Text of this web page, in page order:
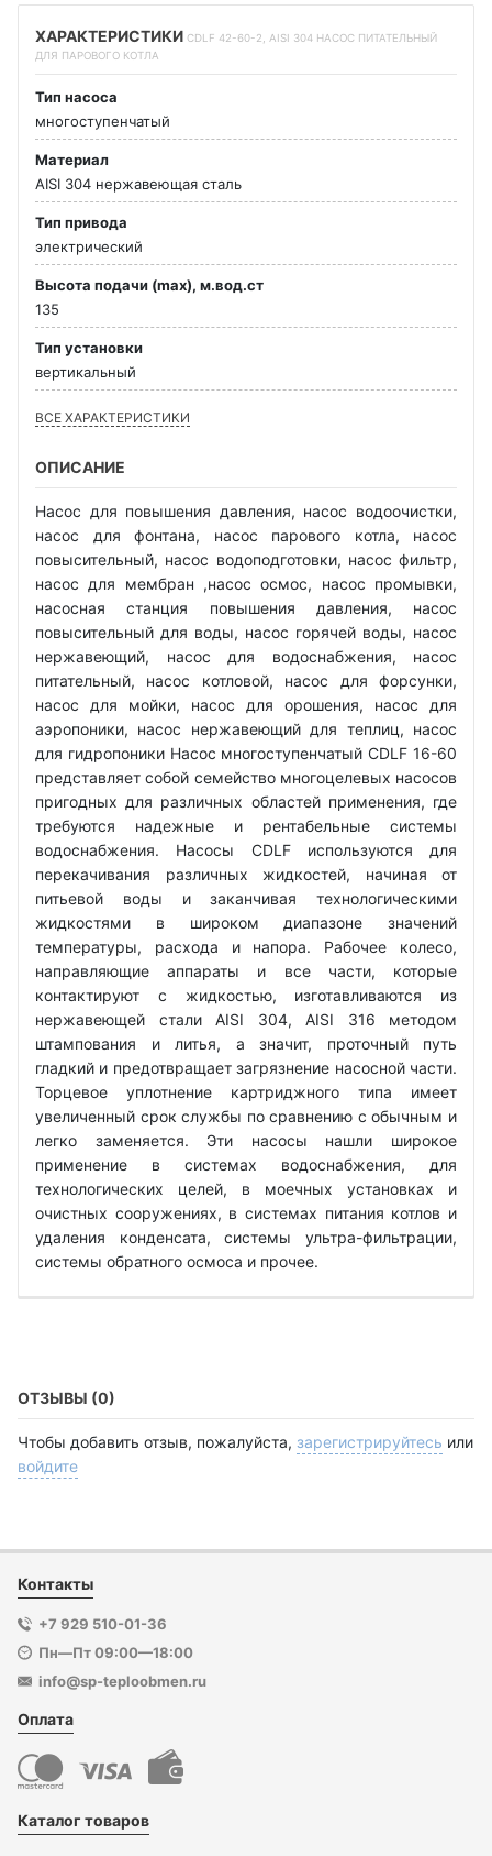
ХАРАКТЕРИСТИКИ CDLF 42-60-2, AISI 304 НАСОС ПИТАТЕЛЬНЫЙ
ДЛЯ ПАРОВОГО КОТЛА
Тип насоса
многоступенчатый
Материал
AISI 304 нержавеющая сталь
Тип привода
электрический
Высота подачи (max), м.вод.ст
135
Тип установки
вертикальный
ВСЕ ХАРАКТЕРИСТИКИ
ОПИСАНИЕ
Насос для повышения давления, насос водоочистки,
насос для фонтана, насос парового котла, насос
повысительный, насос водоподготовки, насос фильтр,
насос для мембран ,насос осмос, насос промывки,
насосная станция повышения давления, насос
повысительный для воды, насос горячей воды, насос
нержавеющий, насос для водоснабжения, насос
питательный, насос котловой, насос для форсунки,
насос для мойки, насос для орошения, насос для
аэропоники, насос нержавеющий для теплиц, насос
для гидропоники Насос многоступенчатый CDLF 16-60
представляет собой семейство многоцелевых насосов
пригодных для различных областей применения, где
требуются надежные и рентабельные системы
водоснабжения. Насосы CDLF используются для
перекачивания различных жидкостей, начиная от
питьевой воды и заканчивая технологическими
жидкостями в широком диапазоне значений
температуры, расхода и напора. Рабочее колесо,
направляющие аппараты и все части, которые
контактируют с жидкостью, изготавливаются из
нержавеющей стали AISI 304, AISI 316 методом
штампования и литья, а значит, проточный путь
гладкий и предотвращает загрязнение насосной части.
Торцевое уплотнение картриджного типа имеет
увеличенный срок службы по сравнению с обычным и
легко заменяется. Эти насосы нашли широкое
применение в системах водоснабжения, для
технологических целей, в моечных установках и
очистных сооружениях, в системах питания котлов и
удаления конденсата, системы ультра-фильтрации,
системы обратного осмоса и прочее.
ОТЗЫВЫ (0)
Чтобы добавить отзыв, пожалуйста, зарегистрируйтесь или
войдите
Контакты
+7 929 510-01-36
Пн—Пт 09:00—18:00
info@sp-teploobmen.ru
Оплата
Каталог товаров